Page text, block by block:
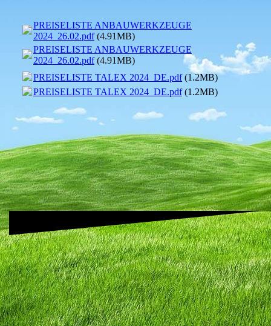
PREISELISTE ANBAUWERKZEUGE
2024_26.02.pdf(4.91MB)
PREISELISTE ANBAUWERKZEUGE
2024_26.02.pdf(4.91MB)
PREISELISTE TALEX 2024_DE.pdf(1.2MB)
PREISELISTE TALEX 2024_DE.pdf(1.2MB)